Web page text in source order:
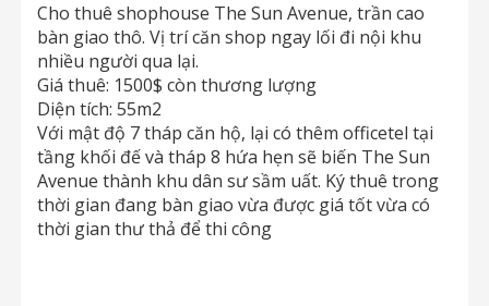
Cho thuê shophouse The Sun Avenue, trần cao
bàn giao thô. Vị trí căn shop ngay lối đi nội khu
nhiều người qua lại.
Giá thuê: 1500$ còn thương lượng
Diện tích: 55m2
Với mật độ 7 tháp căn hộ, lại có thêm officetel tại
tầng khối đế và tháp 8 hứa hẹn sẽ biến The Sun
Avenue thành khu dân sư sầm uất. Ký thuê trong
thời gian đang bàn giao vừa được giá tốt vừa có
thời gian thư thả để thi công